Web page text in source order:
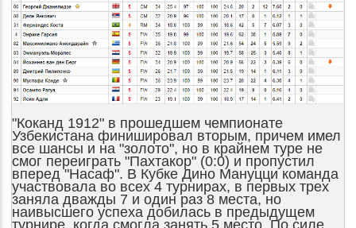
"Коканд 1912" в прошедшем чемпионате
Узбекистана финишировал вторым, причем имел
все шансы и на "золото", но в крайнем туре не
смог переиграть "Пахтакор" (0:0) и пропустил
вперед "Насаф". В Кубке Дино Мануцци команда
участвовала во всех 4 турнирах, в первых трех
заняла дважды 7 и один раз 8 места, но
наивысшего успеха добилась в предыдущем
турнире, когда смогла занять 5 место. По силе